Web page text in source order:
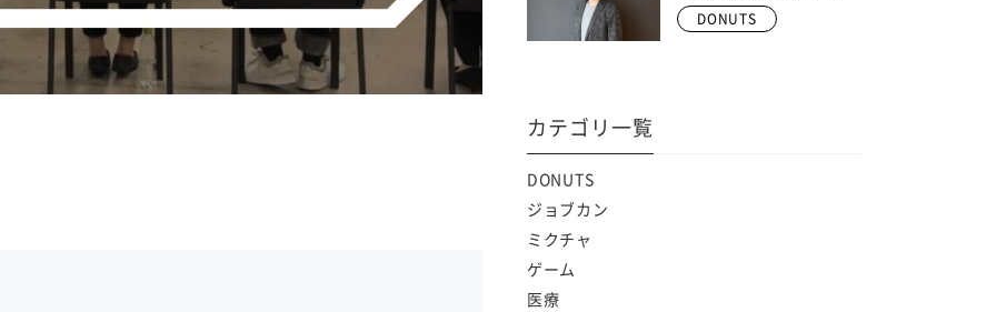
チーム」
DONUTS
カテゴリ一覧
DONUTS
ジョブカン
ミクチャ
ゲーム
医療